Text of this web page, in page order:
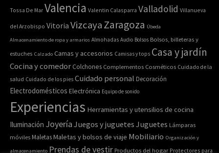
Tossa De Mar Valencia Valentin Calasparra Valladolid Villanueva
del Arzobispo Vitoria VizcayaZaragoza Úbeda
Almacenamiento de ropa y armarios Almohadas Audio Bolsos Bolsos, billeteras y
estuches Calzado Camas y accesorios Camisas y tops Casa y jardín
Cocina y comedor Colchones Complementos Cosméticos Cuidado de la
salud Cuidado de los pies Cuidado personal Decoración
Electrodomésticos Electrónica Equipo de sonido
Experiencias Herramientas y utensilios de cocina
Iluminación Joyería Juegos y juguetes Juguetes Lámparas
móviles MaletasMaletas y bolsos de viaje Mobiliario Organización y
almacenamiento Prendas de vestir Productos del hogar Protectores para